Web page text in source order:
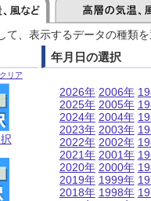
て、表示するデータの種類を
リア
年月日の選択
2026年
2025年
2024年
2023年
2022年
2021年
2020年
2019年
2018年
2006年
2005年
2004年
2003年
2002年
2001年
2000年
1999年
1998年